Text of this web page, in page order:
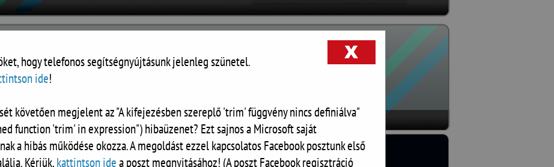
hogy telefonos segítségnyújtásunk jelenleg szünetel.
ide!
követően megjelent az "A kifejezésben szereplő 'trim' függvény nincs definiálva"
function 'trim' in expression") hibaüzenet? Ezt sajnos a Microsoft saját
a hibás működése okozza. A megoldást ezzel kapcsolatos Facebook posztunk első
Kérjük,kattintson idea poszt megnyitásához! (A poszt Facebook regisztráció
RÓLUNK DOKUMENTUMOK KALKULÁTOR KAPCSOLAT